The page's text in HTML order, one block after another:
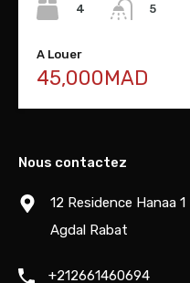
4
5
A Louer
45,000MAD
Nous contactez
12 Residence Hanaa 1
Agdal Rabat
+212661460694